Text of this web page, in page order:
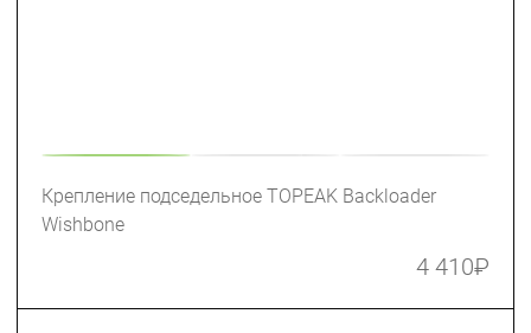
Крепление подседельное TOPEAK Backloader
Wishbone
4 410₽